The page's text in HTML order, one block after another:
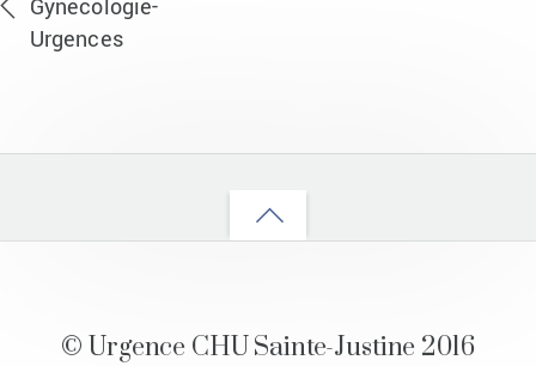
Gynécologie-
Urgences
Back
© Urgence CHU Sainte-Justine 2016